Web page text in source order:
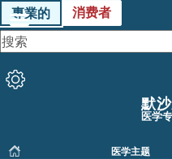
專業的 消费者
默
医学
医学主题